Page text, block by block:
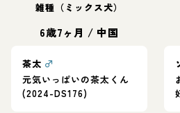
雑種（ミックス犬）
6歳7ヶ月 / 中国
茶太 ♂
元気いっぱいの茶太くん
(2024-DS176)